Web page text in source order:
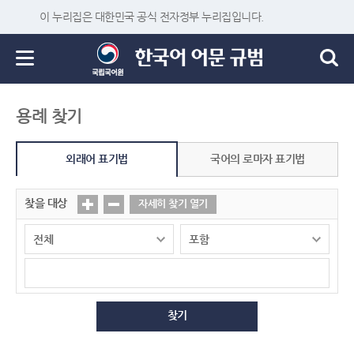
이 누리집은 대한민국 공식 전자정부 누리집입니다.
용례 찾기
외래어 표기법 국어의 로마자 표기법
찾을 대상 자세히 찾기 열기
찾기